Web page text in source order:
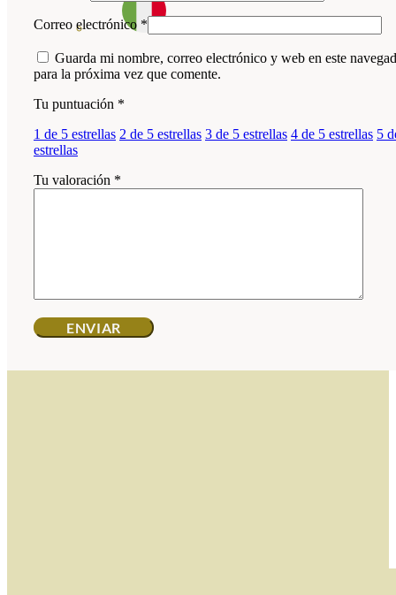
Correo electrónico *
Guarda mi nombre, correo electrónico y web en este
para la próxima vez que comente.
Tu puntuación *
1 de 5 estrellas 2 de 5 estrellas 3 de 5 estrellas 4 de 5 estrellas 5
estrellas
Tu valoración *